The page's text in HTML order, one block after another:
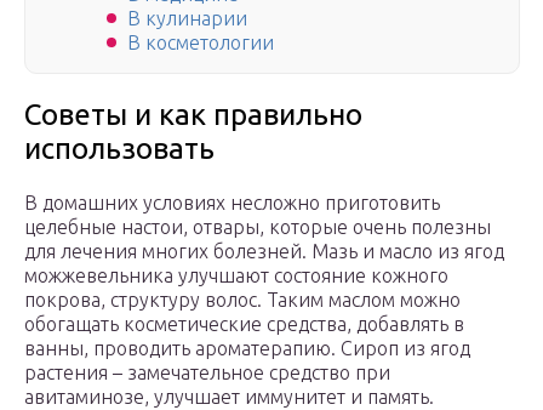
В кулинарии
В косметологии
Советы и как правильно
использовать
В домашних условиях несложно приготовить
целебные настои, отвары, которые очень полезны
для лечения многих болезней. Мазь и масло из ягод
можжевельника улучшают состояние кожного
покрова, структуру волос. Таким маслом можно
обогащать косметические средства, добавлять в
ванны, проводить ароматерапию. Сироп из ягод
растения – замечательное средство при
авитаминозе, улучшает иммунитет и память.